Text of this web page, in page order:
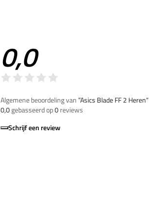
0,0
Algemene beoordeling van”Asics Blade FF 2 Heren“
0,0gebasseerd op0reviews
Schrijf een review